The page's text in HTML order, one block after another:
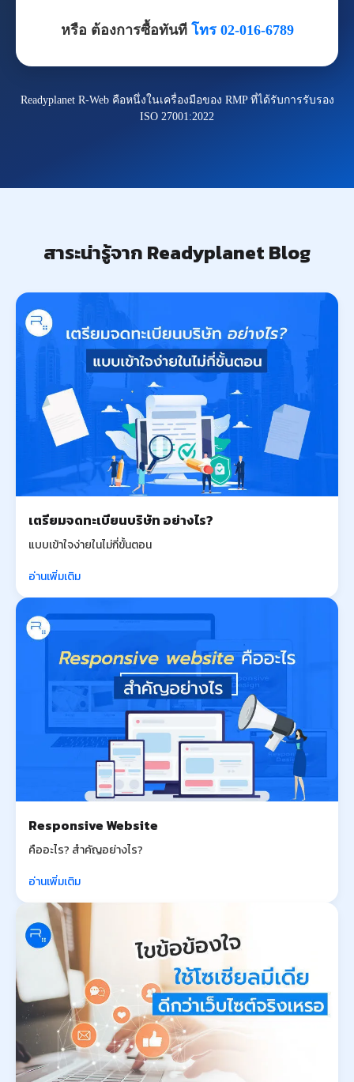
หรือ ต้องการซื้อทันที โทร 02-016-6789
Readyplanet R-Web คือหนึ่งในเครื่องมือของ RMP ที่ได้รับการรับรอง
ISO 27001:2022
สาระน่ารู้จาก Readyplanet Blog
เตรียมจดทะเบียนบริษัท อย่างไร?
แบบเข้าใจง่ายในไม่กี่ขั้นตอน
อ่านเพิ่มเติม
Responsive Website
คืออะไร? สำคัญอย่างไร?
อ่านเพิ่มเติม